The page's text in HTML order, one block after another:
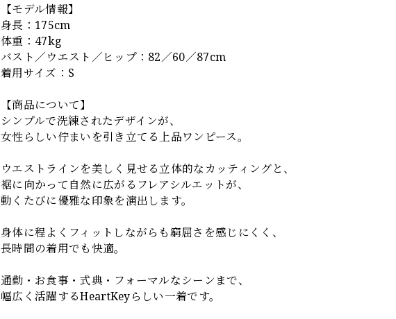
【モデル情報】
身長：175cm
体重：47kg
バスト／ウエスト／ヒップ：82／60／87cm
着用サイズ：S
【商品について】
シンプルで洗練されたデザインが、
女性らしい佇まいを引き立てる上品ワンピース。
ウエストラインを美しく見せる立体的なカッティングと、
裾に向かって自然に広がるフレアシルエットが、
動くたびに優雅な印象を演出します。
身体に程よくフィットしながらも窮屈さを感じにくく、
長時間の着用でも快適。
通勤・お食事・式典・フォーマルなシーンまで、
幅広く活躍するHeartKeyらしい一着です。